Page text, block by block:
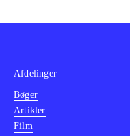
Afdelinger
Bøger
Artikler
Film